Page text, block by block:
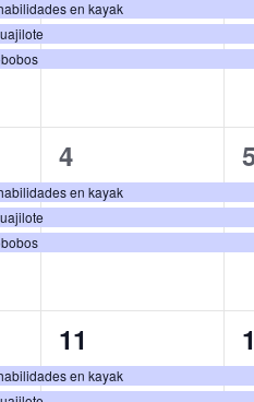
c
c
i
n
l
a
f
c
a
en kayak
e
v
n
t
o
s
e
v
t
s
en kayak
3
e
v
n
t
o
4
3
e
v
t
en kayak
3
e
11
3
e